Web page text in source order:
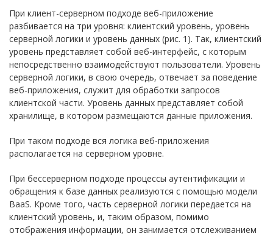
При клиент-серверном подходе веб-приложение
разбивается на три уровня: клиентский уровень, уровень
серверной логики и уровень данных (рис. 1). Так, клиентский
уровень представляет собой веб-интерфейс, с которым
непосредственно взаимодействуют пользователи. Уровень
серверной логики, в свою очередь, отвечает за поведение
веб-приложения, служит для обработки запросов
клиентской части. Уровень данных представляет собой
хранилище, в котором размещаются данные приложения.
При таком подходе вся логика веб-приложения
располагается на серверном уровне.
При бессерверном подходе процессы аутентификации и
обращения к базе данных реализуются с помощью модели
BaaS. Кроме того, часть серверной логики передается на
клиентский уровень, и, таким образом, помимо
отображения информации, он занимается отслеживанием